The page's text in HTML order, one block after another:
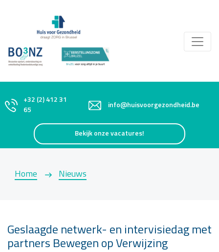
+32 (2) 412 31
65
info@huisvoorgezondheid.be
Bekijk onze vacatures!
Home Nieuws
Geslaagde netwerk- en intervisiedag met
partners Bewegen op Verwijzing